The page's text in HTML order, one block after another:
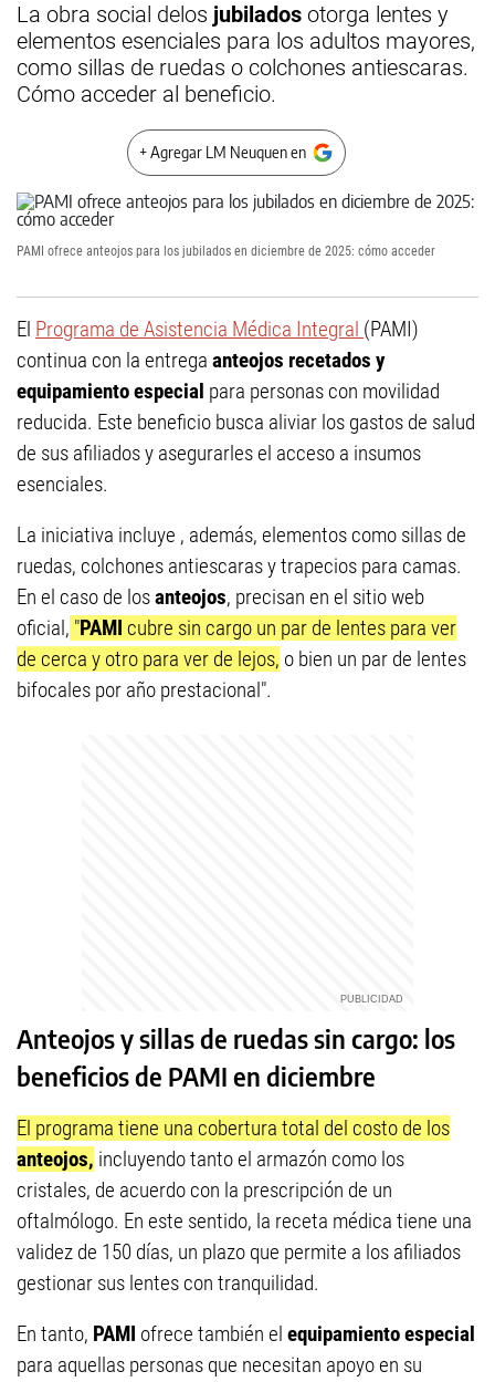
La obra social delos jubilados otorga lentes y
elementos esenciales para los adultos mayores,
como sillas de ruedas o colchones antiescaras.
Cómo acceder al beneficio.
+ Agregar LM Neuquen en
PAMI ofrece anteojos para los jubilados en diciembre de 2025: cómo acceder
El Programa de Asistencia Médica Integral (PAMI)
continua con la entrega anteojos recetados y
equipamiento especial para personas con movilidad
reducida. Este beneficio busca aliviar los gastos de salud
de sus afiliados y asegurarles el acceso a insumos
esenciales.
La iniciativa incluye , además, elementos como sillas de
ruedas, colchones antiescaras y trapecios para camas.
En el caso de losanteojos, precisan en el sitio web
oficial, "PAMI cubre sin cargo un par de lentes para ver
de cerca y otro para ver de lejos, o bien un par de lentes
bifocales por año prestacional".
Anteojos y sillas de ruedas sin cargo: los
beneficios de PAMI en diciembre
El programa tiene una cobertura total del costo de los
anteojos, incluyendo tanto el armazón como los
cristales, de acuerdo con la prescripción de un
oftalmólogo. En este sentido, la receta médica tiene una
validez de 150 días, un plazo que permite a los afiliados
gestionar sus lentes con tranquilidad.
En tanto, PAMI ofrece también el equipamiento especial
para aquellas personas que necesitan apoyo en su